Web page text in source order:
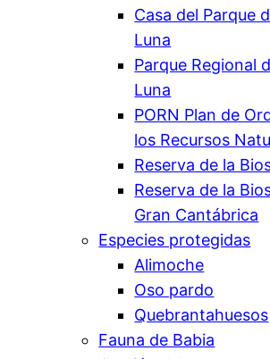
Casa del Parque
Luna
Parque Regional
Luna
PORN Plan de
los Recursos
Reserva de la
Reserva de la
Gran Cantábrica
Especies protegidas
Alimoche
Oso pardo
Quebrantahuesos
Fauna de Babia